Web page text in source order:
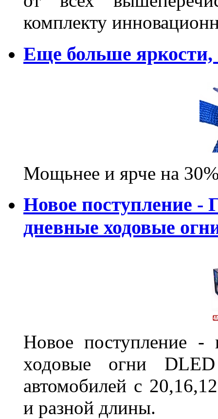
комплекту
Еще больше
Мощьнее и ярче на
Новое поступление -
дневные ходовые
Новое поступление -
ходовые огни
автомобилей с
и разной длины.